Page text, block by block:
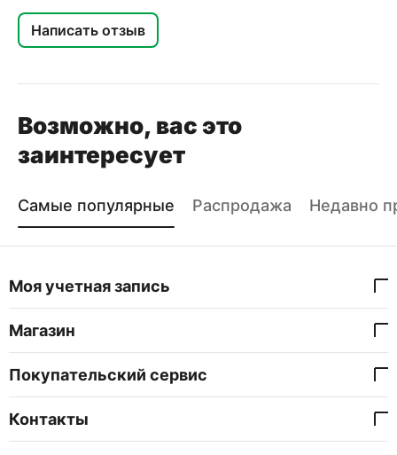
Написать отзыв
Возможно, вас это
заинтересует
Самые популярные Распродажа Недавно
Моя учетная запись
Магазин
Покупательский сервис
Контакты